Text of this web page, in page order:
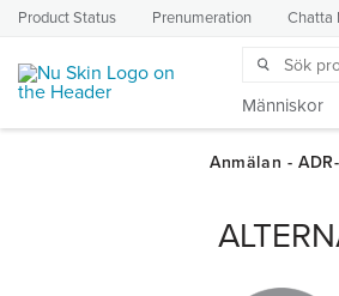
Product Status Prenumeration Chatta
Människor